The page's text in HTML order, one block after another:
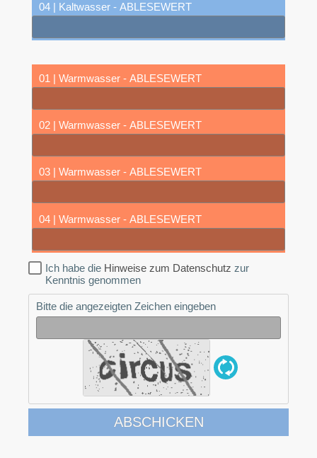
04 | Kaltwasser - ABLESEWERT
01 | Warmwasser - ABLESEWERT
02 | Warmwasser - ABLESEWERT
03 | Warmwasser - ABLESEWERT
04 | Warmwasser - ABLESEWERT
Ich habe die Hinweise zum Datenschutz zur
Kenntnis genommen
Bitte die angezeigten Zeichen eingeben
ABSCHICKEN